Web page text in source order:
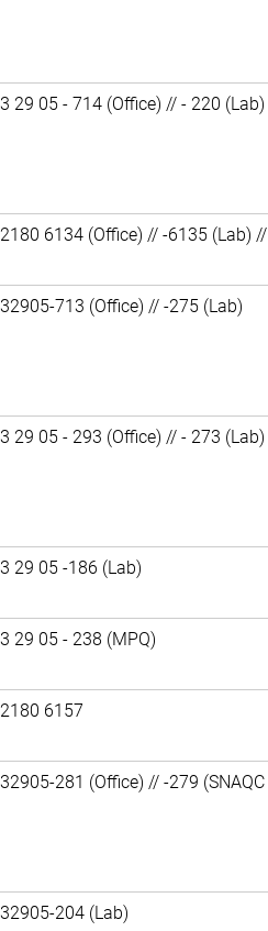
29 05 - 714 (Office) // - 220 (Lab)
6134 (Office) // -6135 (Lab) //
713 (Office) // -275 (Lab)
29 05 - 293 (Office) // - 273 (Lab)
29 05 -186 (Lab)
29 05 - 238 (MPQ)
6157
281 (Office) // -279 (SNAQC
204 (Lab)